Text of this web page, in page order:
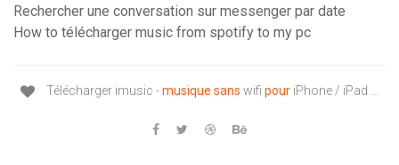
Rechercher une conversation sur messenger par date
How to télécharger music from spotify to my pc
Télécharger imusic -musique sans wifi pour iPhone / iPad ...